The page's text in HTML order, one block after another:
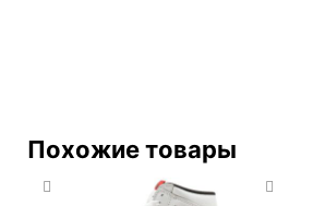
Похожие товары